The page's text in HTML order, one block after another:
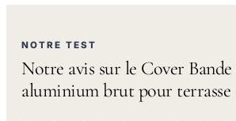
NOTRE TEST
Notre avis sur le Cover
aluminium brut pour terrasse